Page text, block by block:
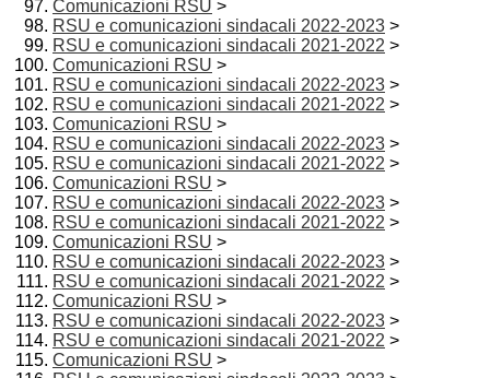
Comunicazioni RSU >
RSU e comunicazioni sindacali 2022-2023 >
RSU e comunicazioni sindacali 2021-2022 >
Comunicazioni RSU >
RSU e comunicazioni sindacali 2022-2023 >
RSU e comunicazioni sindacali 2021-2022 >
Comunicazioni RSU >
RSU e comunicazioni sindacali 2022-2023 >
RSU e comunicazioni sindacali 2021-2022 >
Comunicazioni RSU >
RSU e comunicazioni sindacali 2022-2023 >
RSU e comunicazioni sindacali 2021-2022 >
Comunicazioni RSU >
RSU e comunicazioni sindacali 2022-2023 >
RSU e comunicazioni sindacali 2021-2022 >
Comunicazioni RSU >
RSU e comunicazioni sindacali 2022-2023 >
RSU e comunicazioni sindacali 2021-2022 >
Comunicazioni RSU >